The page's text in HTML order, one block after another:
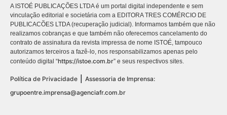
A ISTOÉ PUBLICAÇÕES LTDA é um portal digital independente e sem
vinculação editorial e societária com a EDITORA TRES COMÉRCIO DE
PUBLICACÕES LTDA (recuperação judicial). Informamos também que não
realizamos cobranças e que também não oferecemos cancelamento do
contrato de assinatura da revista impressa de nome ISTOÉ, tampouco
autorizamos terceiros a fazê-lo, nos responsabilizamos apenas pelo
conteúdo digital “https://istoe.com.br” e seus respectivos sites.
Política de Privacidade
Assessoria de Imprensa:
grupoentre.imprensa@agenciafr.com.br